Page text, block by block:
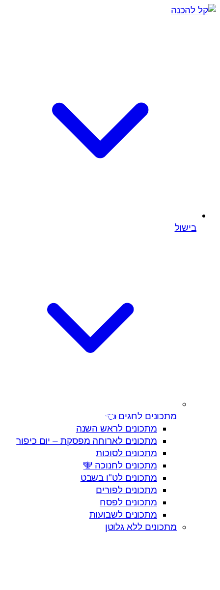
בישול
מתכונים לחגים 👈
מתכונים לראש השנה
מתכונים לארוחה מפסקת – יום כיפור
מתכונים לסוכות
מתכונים לחנוכה 🕎
מתכונים לט"ו בשבט
מתכונים לפורים
מתכונים לפסח
מתכונים לשבועות
מתכונים ללא גלוטן